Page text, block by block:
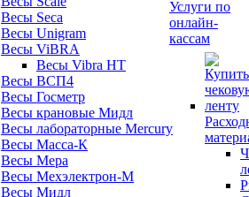
Весы Seca
Весы Unigram
Весы ViBRA
Весы Vibra HT
Весы ВСП4
Весы Госметр
Весы крановые Мидл
Весы лабораторные Mercury
Весы Масса-К
Весы Мера
Весы Мехэлектрон-М
Весы Мидл
Услуги по
онлайн-
кассам